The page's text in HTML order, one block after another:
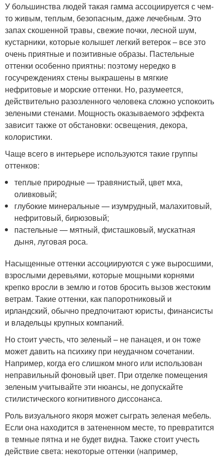
У большинства людей такая гамма ассоциируется с чем-
то живым, теплым, безопасным, даже лечебным. Это
запах скошенной травы, свежие почки, лесной шум,
кустарники, которые колышет легкий ветерок – все это
очень приятные и позитивные образы. Пастельные
оттенки особенно приятны: поэтому нередко в
госучреждениях стены выкрашены в мягкие
нефритовые и морские оттенки. Но, разумеется,
действительно разозленного человека сложно успокоить
зелеными стенами. Мощность оказываемого эффекта
зависит также от обстановки: освещения, декора,
колористики.
Чаще всего в интерьере используются такие группы
оттенков:
теплые природные — травянистый, цвет мха,
оливковый;
глубокие минеральные — изумрудный, малахитовый,
нефритовый, бирюзовый;
пастельные — мятный, фисташковый, мускатная
дыня, луговая роса.
Насыщенные оттенки ассоциируются с уже выросшими,
взрослыми деревьями, которые мощными корнями
крепко вросли в землю и готов бросить вызов жестоким
ветрам. Такие оттенки, как папоротниковый и
ирландский, обычно предпочитают юристы, финансисты
и владельцы крупных компаний.
Но стоит учесть, что зеленый – не панацея, и он тоже
может давить на психику при неудачном сочетании.
Например, когда его слишком много или использован
неправильный фоновый цвет. При отделке помещения
зеленым учитывайте эти нюансы, не допускайте
стилистического когнитивного диссонанса.
Роль визуального якоря может сыграть зеленая мебель.
Если она находится в затененном месте, то превратится
в темные пятна и не будет видна. Также стоит учесть
действие света: некоторые оттенки (например,